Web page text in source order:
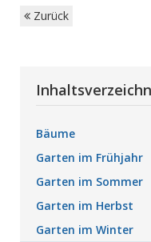
Zurück
Bäume
Garten im Frühjahr
Garten im Sommer
Garten im Herbst
Garten im Winter